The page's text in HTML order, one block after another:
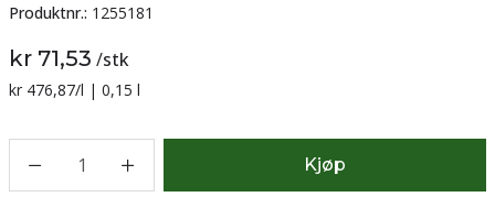
Produktnr.: 1255181
kr 71,53 /stk
Sammenligning pris:
kr 476,87/l | 0,15 l
1 Kjøp